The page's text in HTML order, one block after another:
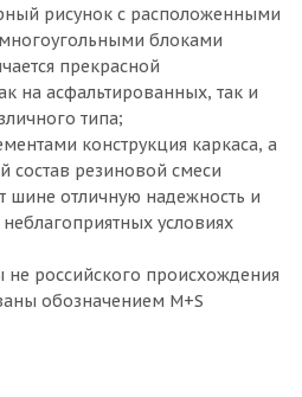
рисунок с расположенными
блоками
прекрасной
на асфальтированных, так и
типа;
конструкция каркаса, а
состав резиновой смеси
шине отличную надежность и
условиях
российского происхождения
обозначением M+S